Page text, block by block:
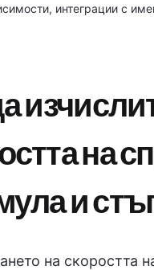
интеграции с
на
и
на скоростта